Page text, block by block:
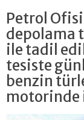
Petrol
depolama
ile tadil
tesiste
benzin
motorinde